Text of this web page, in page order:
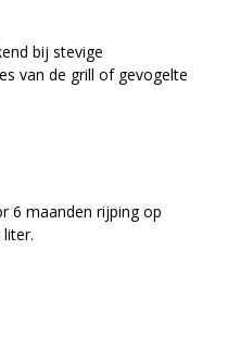
bij stevige
van de grill of gevogelte
6 maanden rijping op